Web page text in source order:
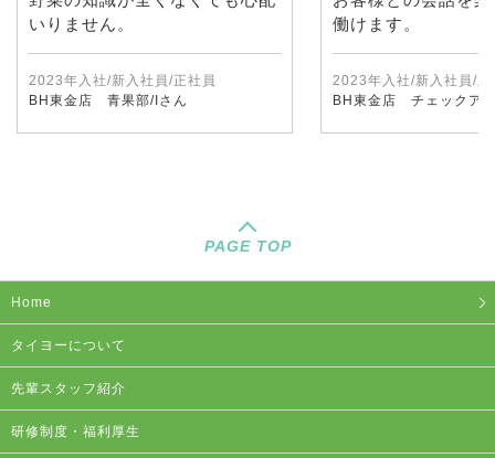
いりません。
2023年入社/新入社員/正社員
BH東金店 青果部/Iさん
働けます。
2023年入社/新入社員/正
BH東金店 チェックア
PAGE TOP
Home
タイヨーについて
先輩スタッフ紹介
研修制度・福利厚生